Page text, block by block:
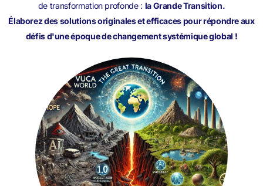
de transformation profonde : la Grande Transition.
Élaborez des solutions originales et efficaces pour répondre aux
défis d'une époque de changement systémique global !